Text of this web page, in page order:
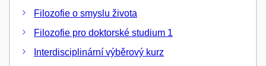
Filozofie o smyslu života
Filozofie pro doktorské studium 1
Interdisciplinární výběrový kurz